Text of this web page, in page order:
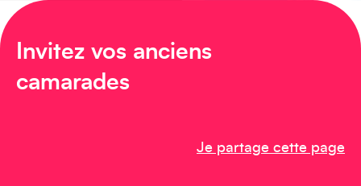
Invitez vos anciens
camarades
Je partage cette page
Amérique du Sud